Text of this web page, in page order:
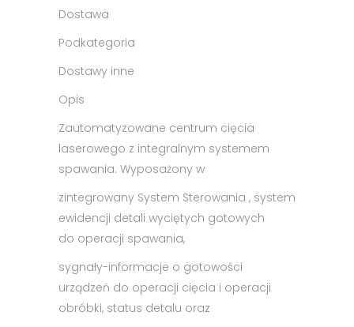
Dostawa
Podkategoria
Dostawy inne
Opis
Zautomatyzowane centrum cięcia
laserowego z integralnym systemem
spawania. Wyposażony w
zintegrowany System Sterowania , system
ewidencji detali wyciętych gotowych
do operacji spawania,
sygnały-informacje o gotowości
urządzeń do operacji cięcia i operacji
obróbki, status detalu oraz